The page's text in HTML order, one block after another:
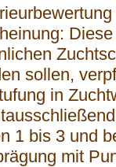
sollen,
in
1 bis 3 und
mit